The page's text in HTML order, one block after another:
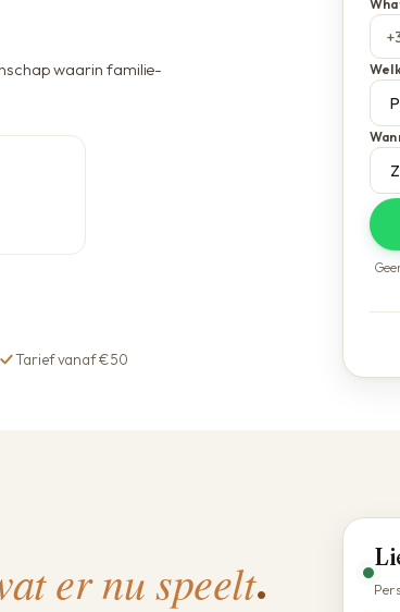
bij Anil
waarin familie-
Tarief vanaf €50
er nu speelt.